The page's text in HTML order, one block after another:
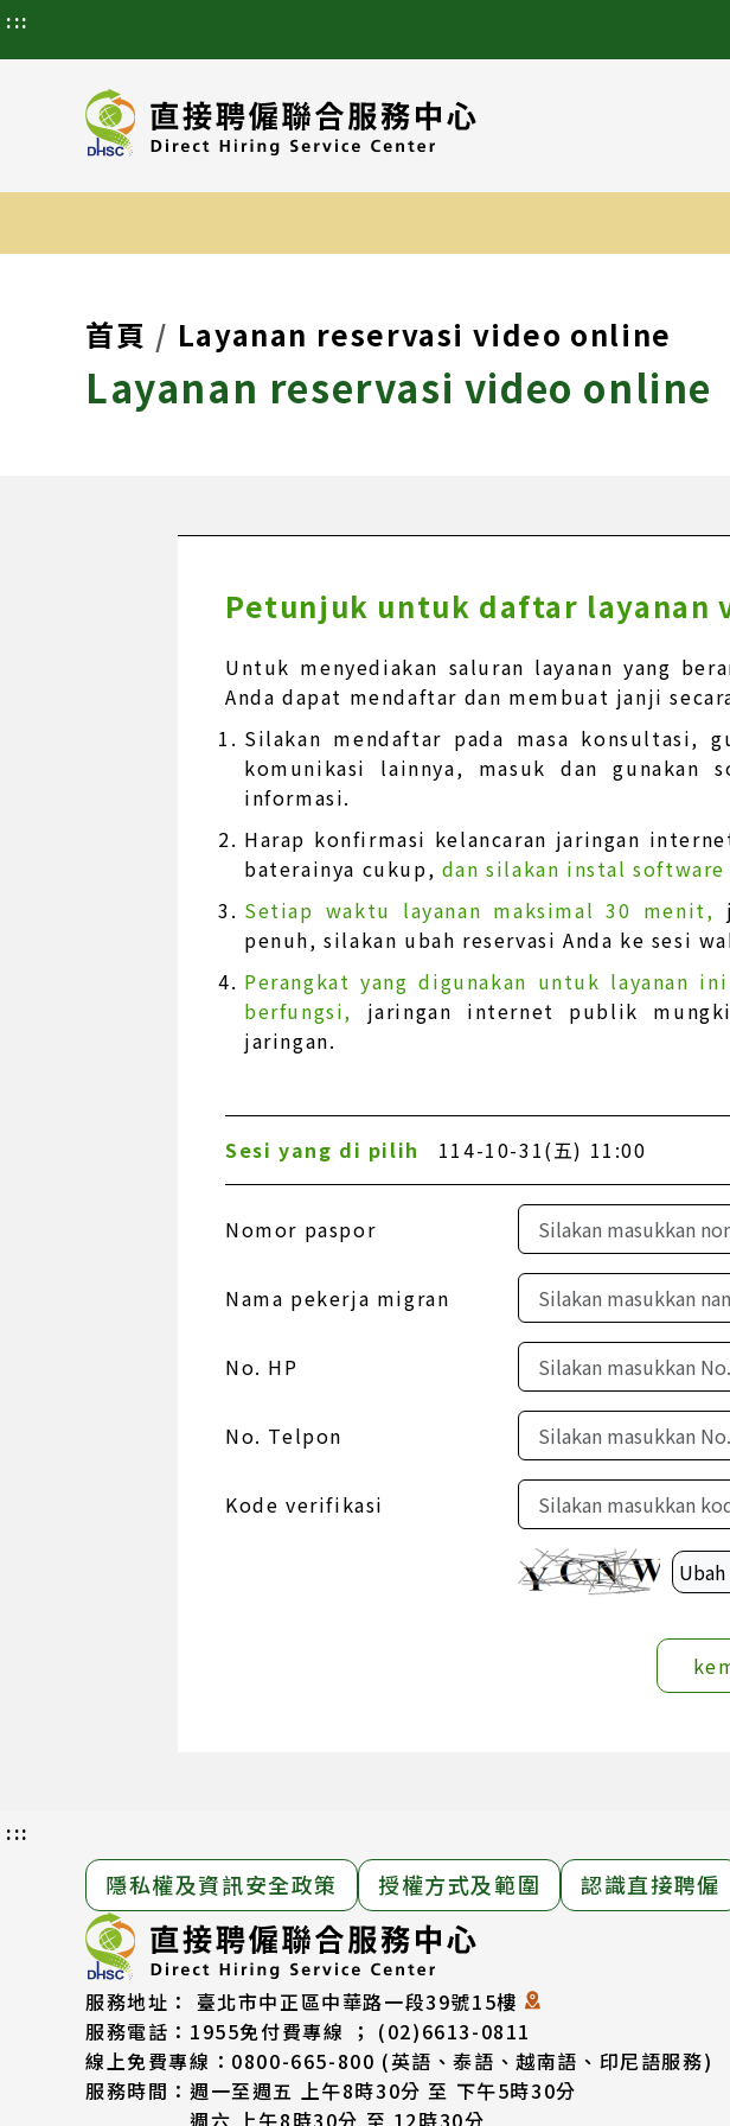
:::
首頁 Layanan reservasi video online
Layanan reservasi video online
Petunjuk untuk daftar layanan
Untuk menyediakan saluran layanan yang
Anda dapat mendaftar dan membuat janji
Silakan mendaftar pada masa konsultasi,
komunikasi lainnya, masuk dan
informasi.
Harap konfirmasi kelancaran jaringan
baterainya cukup, dan silakan instal
Setiap waktu layanan maksimal 30 menit,
penuh, silakan ubah reservasi Anda ke sesi
Perangkat yang digunakan untuk layanan
berfungsi, jaringan internet publik
jaringan.
Sesi yang di pilih 114-10-31(五) 11:00
Nomor paspor
Nama pekerja migran
No. HP
No. Telpon
Kode verifikasi
:::
隱私權及資訊安全政策 授權方式及範圍 認識直接聘僱
服務地址： 臺北市中正區中華路一段39號15樓
服務電話： 1955免付費專線 ； (02)6613-0811
線上免費專線：0800-665-800 (英語、泰語、越南語、印尼語服務)
服務時間： 週一至週五 上午8時30分 至 下午5時30分
週六 上午8時30分 至 12時30分